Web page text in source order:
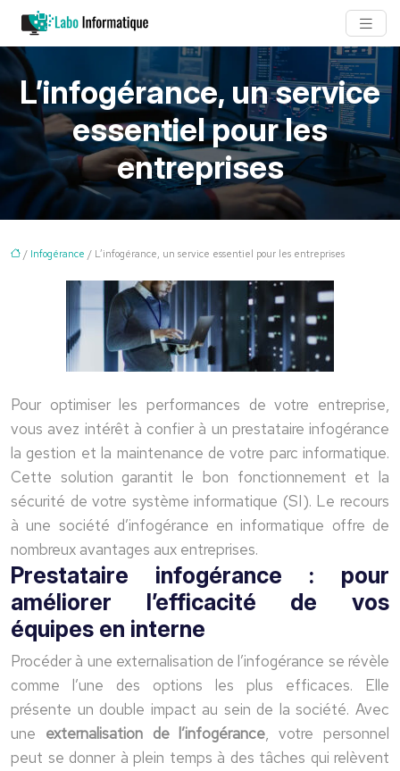
L’infogérance, un service
essentiel pour les
entreprises
/ Infogérance / L’infogérance, un service essentiel pour les entreprises
Pour optimiser les performances de votre entreprise,
vous avez intérêt à confier à un prestataire infogérance
la gestion et la maintenance de votre parc informatique.
Cette solution garantit le bon fonctionnement et la
sécurité de votre système informatique (SI). Le recours
à une société d’infogérance en informatique offre de
nombreux avantages aux entreprises.
Prestataire infogérance : pour
améliorer l’efficacité de vos
équipes en interne
Procéder à une externalisation de l’infogérance se révèle
comme l’une des options les plus efficaces. Elle
présente un double impact au sein de la société. Avec
une externalisation de l’infogérance, votre personnel
peut se donner à plein temps à des tâches qui relèvent